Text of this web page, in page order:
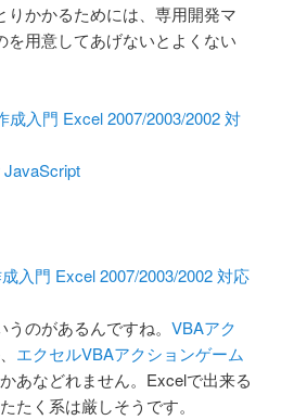
かかるためには、専用開発マ
用意してあげないとよくない
入門 Excel 2007/2003/2002 対
入門 Excel 2007/2003/2002 対応
うのがあるんですね。 VBAアク
エクセルVBAアクションゲーム
あなどれません。Excelで出来る
たく系は厳しそうです。